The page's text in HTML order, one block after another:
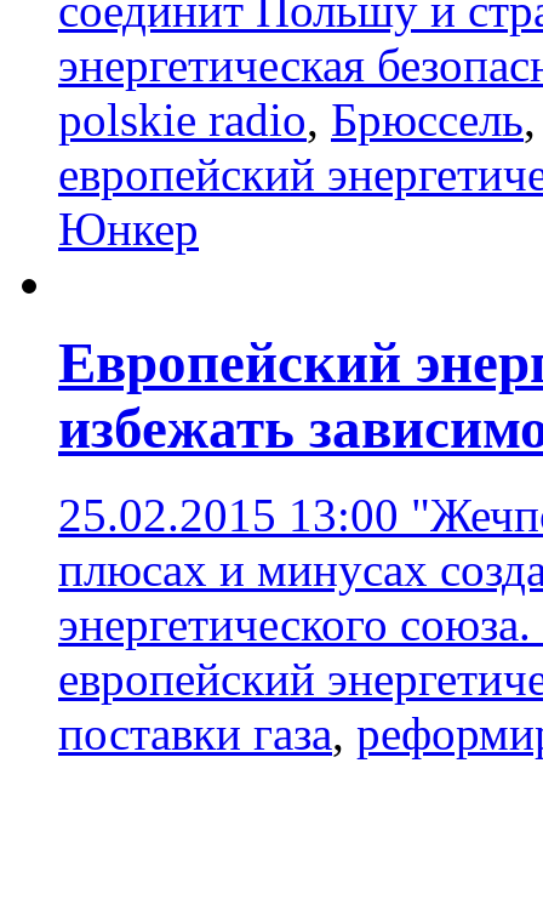
энергетическая
polskie radio, Брюссель
европейский
Юнкер
Европейский
избежать
25.02.2015 13:00
плюсах и минусах
энергетического союза.
европейский
поставки газа,